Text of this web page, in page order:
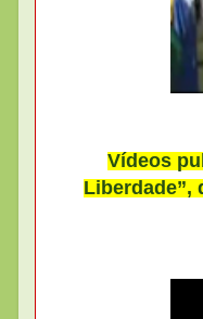
Vídeos
Liberdade”,